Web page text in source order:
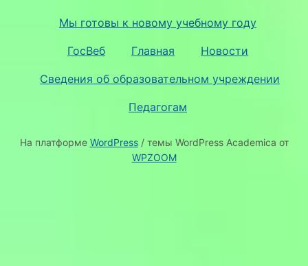
Мы готовы к новому учебному году
ГосВеб Главная Новости
Сведения об образовательном учреждении
Педагогам
На платформе WordPress/ темы WordPress Academica от
WPZOOM